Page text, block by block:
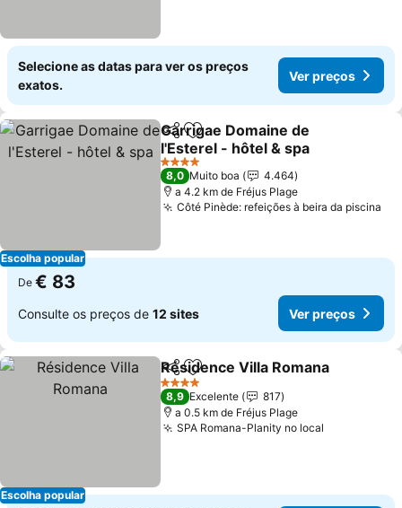
Selecione as datas para ver os preços
exatos.
Ver preços
Escolha popular
PartilharAdicionar aos favoritos
Garrigae Domaine de
l'Esterel - hôtel & spa
Ver preços
4 Estrelas
8,0 Muito boa
4.464
a 4.2 km de Fréjus Plage
Côté Pinède: refeições à beira da piscina
De € 83
Consulte os preços de 12 sites Ver preços
Escolha popular
PartilharAdicionar aos favoritos
Résidence Villa Romana
4 Estrelas
8,9 Excelente
817
a 0.5 km de Fréjus Plage
SPA Romana-Planity no local